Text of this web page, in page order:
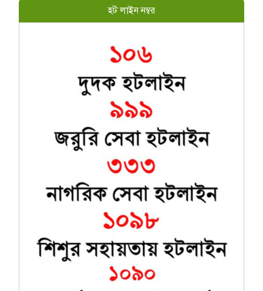
হট লাইন নম্বর